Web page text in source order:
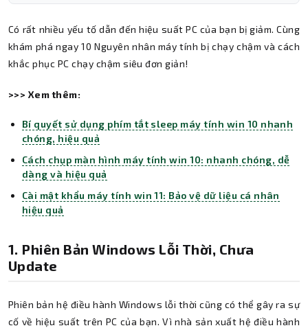
Có rất nhiều yếu tố dẫn đến hiệu suất PC của bạn bị giảm. Cùng
khám phá ngay 10 Nguyên nhân máy tính bị chạy chậm và cách
khắc phục PC chạy chậm siêu đơn giản!
>>> Xem thêm:
Bí quyết sử dụng phím tắt sleep máy tính win 10 nhanh
chóng, hiệu quả
Cách chụp màn hình máy tính win 10: nhanh chóng, dễ
dàng và hiệu quả
Cài mật khẩu máy tính win 11: Bảo vệ dữ liệu cá nhân
hiệu quả
1. Phiên Bản Windows Lỗi Thời, Chưa
Update
Phiên bản hệ điều hành Windows lỗi thời cũng có thể gây ra sự
cố về hiệu suất trên PC của bạn. Vì nhà sản xuất hệ điều hành